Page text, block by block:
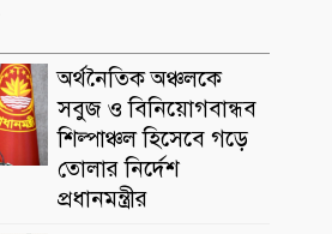
অর্থনৈতিক অঞ্চলকে
সবুজ ও বিনিয়োগবান্ধব
শিল্পাঞ্চল হিসেবে গড়ে
তোলার নির্দেশ
প্রধানমন্ত্রীর